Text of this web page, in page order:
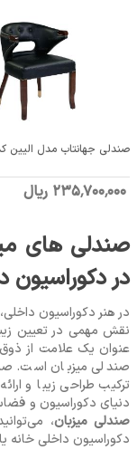
صندلی جهانتاب مدل الیین کد
235٬700٬000 ریال
صندلی‌ های
در دکوراسیون
در هنر دکوراسیون
نقش مهمی در تعیین
عنوان یک علامت از
صندلی میزبان است.
ترکیب طراحی زیبا و
دنیای دکوراسیون و
صندلی میزبان،
دکوراسیون داخلی خانه